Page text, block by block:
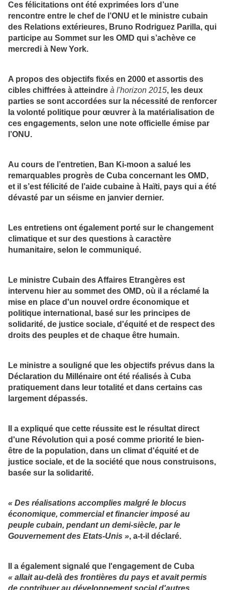
Ces félicitations ont été exprimées lors d’une
rencontre entre le chef de l’ONU et le ministre cubain
des Relations extérieures, Bruno Rodriguez Parilla, qui
participe au Sommet sur les OMD qui s’achève ce
mercredi à New York.
A propos des objectifs fixés en 2000 et assortis des
cibles chiffrées à atteindre à l'horizon 2015, les deux
parties se sont accordées sur la nécessité de renforcer
la volonté politique pour œuvrer à la matérialisation de
ces engagements, selon une note officielle émise par
l’ONU.
Au cours de l’entretien, Ban Ki-moon a salué les
remarquables progrès de Cuba concernant les OMD,
et il s’est félicité de l’aide cubaine à Haïti, pays qui a été
dévasté par un séisme en janvier dernier.
Les entretiens ont également porté sur le changement
climatique et sur des questions à caractère
humanitaire, selon le communiqué.
Le ministre Cubain des Affaires Etrangères est
intervenu hier au sommet des OMD, où il a réclamé la
mise en place d'un nouvel ordre économique et
politique international, basé sur les principes de
solidarité, de justice sociale, d'équité et de respect des
droits des peuples et de chaque être humain.
Le ministre a souligné que les objectifs prévus dans la
Déclaration du Millénaire ont été réalisés à Cuba
pratiquement dans leur totalité et dans certains cas
largement dépassés.
Il a expliqué que cette réussite est le résultat direct
d'une Révolution qui a posé comme priorité le bien-
être de la population, dans un climat d'équité et de
justice sociale, et de la société que nous construisons,
basée sur la solidarité.
« Des réalisations accomplies malgré le blocus
économique, commercial et financier imposé au
peuple cubain, pendant un demi-siècle, par le
Gouvernement des Etats-Unis », a-t-il déclaré.
Il a également signalé que l'engagement de Cuba
« allait au-delà des frontières du pays et avait permis